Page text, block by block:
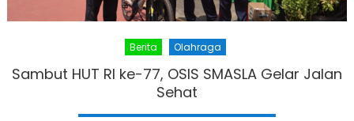
Berita Olahraga
Sambut HUT RI ke-77, OSIS SMASLA Gelar Jalan
Sehat